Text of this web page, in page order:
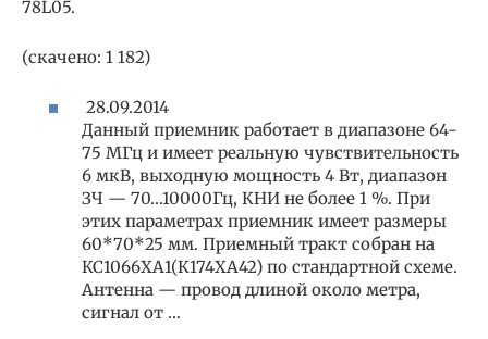
78L05.
(скачено: 1 182)
28.09.2014
Данный приемник работает в диапазоне 64-
75 МГц и имеет реальную чувствительность
6 мкВ, выходную мощность 4 Вт, диапазон
ЗЧ — 70…10000Гц, КНИ не более 1 %. При
этих параметрах приемник имеет размеры
60*70*25 мм. Приемный тракт собран на
КС1066ХА1(К174ХА42) по стандартной схеме.
Антенна — провод длиной около метра,
сигнал от …